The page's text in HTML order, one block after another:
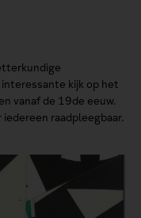
kijk op het
vanaf de 19de eeuw.
raadpleegbaar.